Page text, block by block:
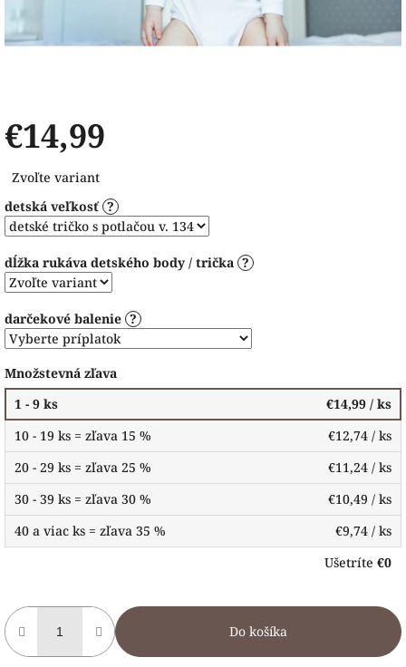
€14,99
cena:
Zvoľte variant
detská veľkosť ?
dĺžka rukáva detského body / trička ?
darčekové balenie ?
Množstevná zľava
1 - 9 ks
€14,99 / ks
10 - 19 ks = zľava 15 %
€12,74 / ks
20 - 29 ks = zľava 25 %
€11,24 / ks
30 - 39 ks = zľava 30 %
€10,49 / ks
40 a viac ks = zľava 35 %
€9,74 / ks
Ušetríte €0
Do košíka